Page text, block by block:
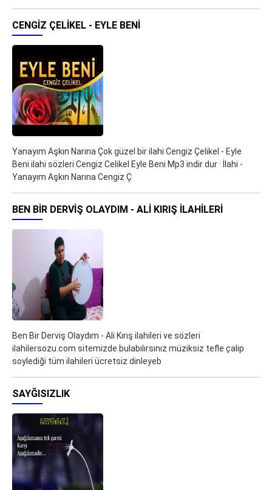
CENGIZ ÇELIKEL - EYLE BENI
Yanayım Aşkın Narına Çok güzel bir ilahi Cengiz Çelikel - Eyle
Beni ilahi sözleri Cengiz Celikel Eyle Beni Mp3 indir dur · İlahi -
Yanayım Aşkın Narına Cengiz Ç
BEN BIR DERVIŞ OLAYDIM - ALI KIRIŞ ILAHILERI
Ben Bir Derviş Olaydım - Ali Kırış ilahileri ve sözleri
ilahilersozu.com sitemizde bulabılırsınız müziksiz tefle çalip
soylediği tüm ilahileri ücretsiz dinleyeb
SAYĞISIZLIK